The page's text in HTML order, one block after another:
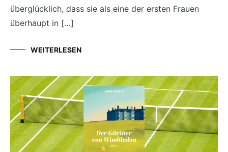
überglücklich, dass sie als eine der ersten Frauen
überhaupt in […]
WEITERLESEN